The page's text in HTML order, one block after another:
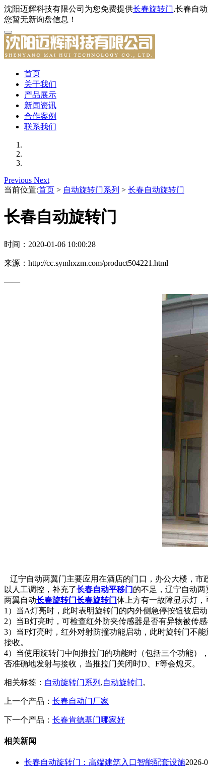
沈阳迈辉科技有限公司为您免费提供长春旋转门,长春自
您暂无新询盘信息！
首页
关于我们
产品展示
新闻资讯
合作案例
联系我们
Previous Next
当前位置:首页 > 自动旋转门系列 > 长春自动旋转门
长春自动旋转门
时间：2020-01-06 10:00:28
来源：http://cc.symhxzm.com/product504221.html
——
辽宁自动两翼门主要应用在酒店的门口，办公大楼，
以人工调控，补充了长春自动平移门 的不足，辽宁自动
两翼自动长春旋转门长春旋转门体上方有一故障显示灯，
1）当A灯亮时，此时表明旋转门的内外侧急停按钮被启
2）当B灯亮时，可检查红外防夹传感器是否有异物被传
3）当F灯亮时，红外对射防撞功能启动，此时旋转门不
接收。
4）当使用旋转门中间推拉门的功能时（包括三个功能）
否准确地发射与接收，当推拉门关闭时D、F等会熄灭。
相关标签： 自动旋转门系列 ,自动旋转门,
上一个产品： 长春自动门厂家
下一个产品： 长春肯德基门哪家好
相关新闻
长春自动旋转门：高端建筑入口智能配套设施2026-